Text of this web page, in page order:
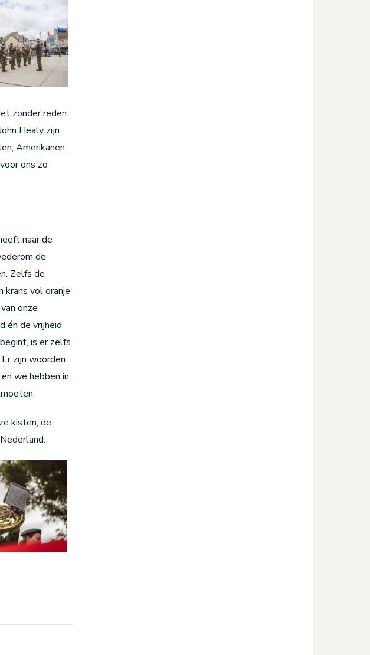
zonder reden:
Healy zijn
Amerikanen,
ons zo
naar de
de
Zelfs de
krans vol oranje
onze
én de vrijheid
is er zelfs
zijn woorden
we hebben in
kisten, de